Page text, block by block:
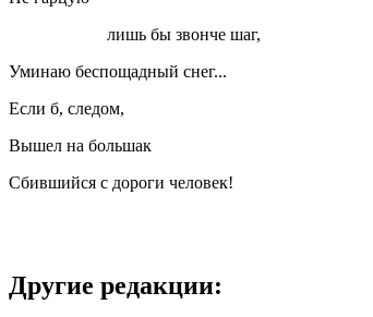
лишь бы звонче шаг,
Уминаю беспощадный снег...
Если б, следом,
Вышел на большак
Сбившийся с дороги человек!
Другие редакции: